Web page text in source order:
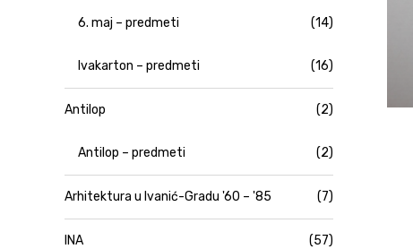
6. maj – predmeti (14)
Ivakarton – predmeti (16)
Antilop (2)
Antilop – predmeti (2)
Arhitektura u Ivanić-Gradu '60 – '85 (7)
INA (57)